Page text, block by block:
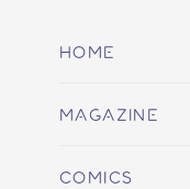
HOME
MAGAZINE
COMICS